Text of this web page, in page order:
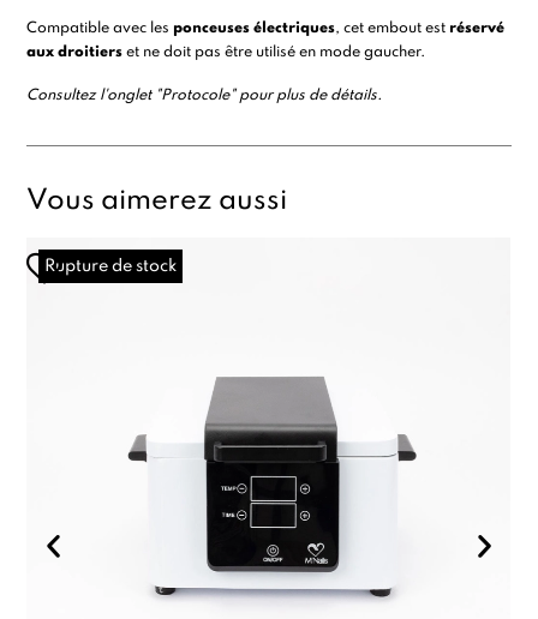
Compatible avec les ponceuses électriques, cet embout est réservé
aux droitiers et ne doit pas être utilisé en mode gaucher.
Consultez l'onglet "Protocole" pour plus de détails.
Vous aimerez aussi
Rupture de stock